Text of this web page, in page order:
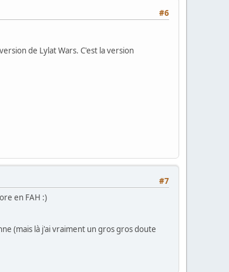
#6
de Lylat Wars. C'est la version
#7
en FAH :)
(mais là j'ai vraiment un gros gros doute